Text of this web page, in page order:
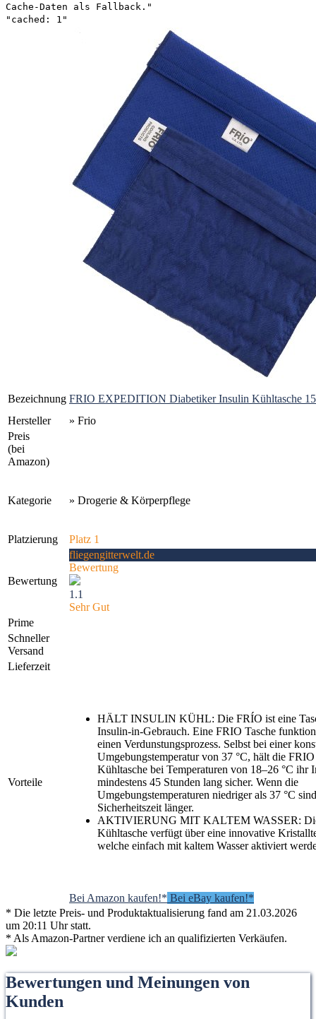
Cache-Daten als Fallback."
"cached: 1"
Bezeichnung FRIO EXPEDITION Diabetiker Insulin Kühltasche
Hersteller
» Frio
Preis
(bei
Amazon)
Kategorie » Drogerie & Körperpflege
Platzierung Platz 1
Bewertung
fliegengitterwelt.de
Bewertung
1.1
Sehr Gut
Prime
Schneller
Versand
Lieferzeit
Vorteile
HÄLT INSULIN KÜHL: Die FRÍO ist eine
Insulin-in-Gebrauch. Eine FRIO Tasche
einen Verdunstungsprozess. Selbst bei einer
Umgebungstemperatur von 37 °C, hält die FRIO
Kühltasche bei Temperaturen von 18–26 °C ihr
mindestens 45 Stunden lang sicher. Wenn die
Umgebungstemperaturen niedriger als 37 °C
Sicherheitszeit länger.
AKTIVIERUNG MIT KALTEM WASSER:
Kühltasche verfügt über eine innovative
welche einfach mit kaltem Wasser aktiviert
Bei Amazon kaufen!* Bei eBay kaufen!*
* Die letzte Preis- und Produktaktualisierung fand am 21.03.2026
um 20:11 Uhr statt.
* Als Amazon-Partner verdiene ich an qualifizierten Verkäufen.
Bewertungen und Meinungen von
Kunden